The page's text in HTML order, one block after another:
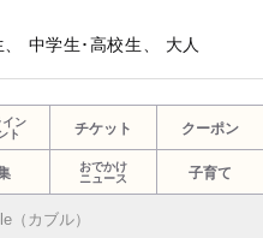
中学生･高校生、 大人
イン
ト
チケット クーポン
おでかけ
ニュース
子育て
（カブル）